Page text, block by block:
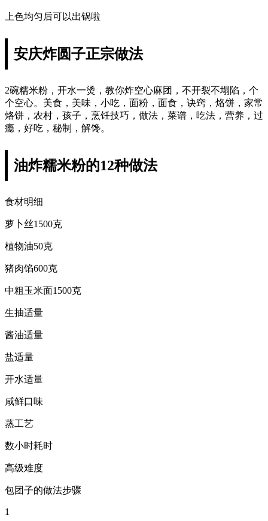
上色均匀后可以出锅啦
安庆炸圆子正宗做法
2碗糯米粉，开水一烫，教你炸空心麻团，不开裂不塌陷，个
个空心。美食，美味，小吃，面粉，面食，诀窍，烙饼，家常
烙饼，农村，孩子，烹饪技巧，做法，菜谱，吃法，营养，过
瘾，好吃，秘制，解馋。
油炸糯米粉的12种做法
食材明细
萝卜丝1500克
植物油50克
猪肉馅600克
中粗玉米面1500克
生抽适量
酱油适量
盐适量
开水适量
咸鲜口味
蒸工艺
数小时耗时
高级难度
包团子的做法步骤
1